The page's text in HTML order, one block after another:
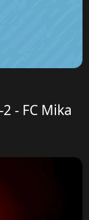
- FC Mika